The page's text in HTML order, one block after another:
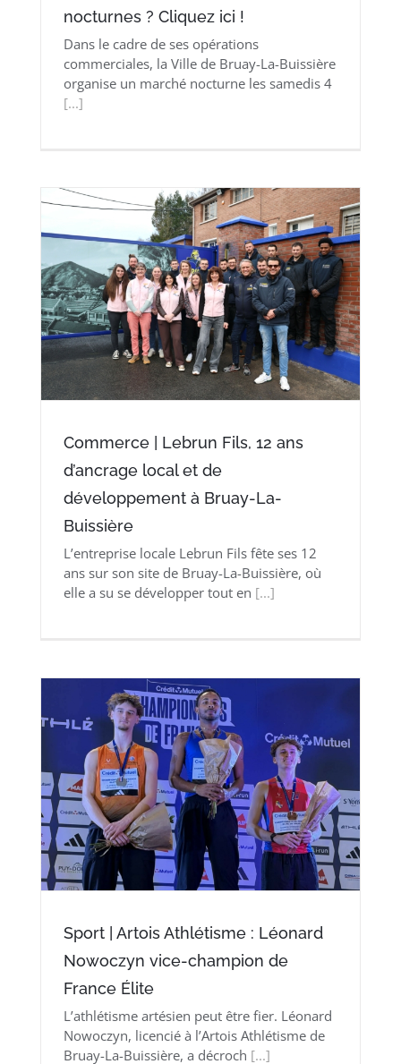
nocturnes ? Cliquez ici !
Dans le cadre de ses opérations
commerciales, la Ville de Bruay-La-Buissière
organise un marché nocturne les samedis 4
[...]
Commerce | Lebrun Fils, 12 ans
d’ancrage local et de
développement à Bruay-La-
Buissière
L’entreprise locale Lebrun Fils fête ses 12
ans sur son site de Bruay-La-Buissière, où
elle a su se développer tout en [...]
Sport | Artois Athlétisme : Léonard
Nowoczyn vice-champion de
France Élite
L’athlétisme artésien peut être fier. Léonard
Nowoczyn, licencié à l’Artois Athlétisme de
Bruay-La-Buissière, a décroch [...]